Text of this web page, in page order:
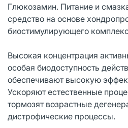
Глюкозамин. Питание и
средство на основе
биостимулирующего
Высокая концентрация
особая биодоступность
обеспечивают высокую
Ускоряют естественные
тормозят возрастные
дистрофические процессы.